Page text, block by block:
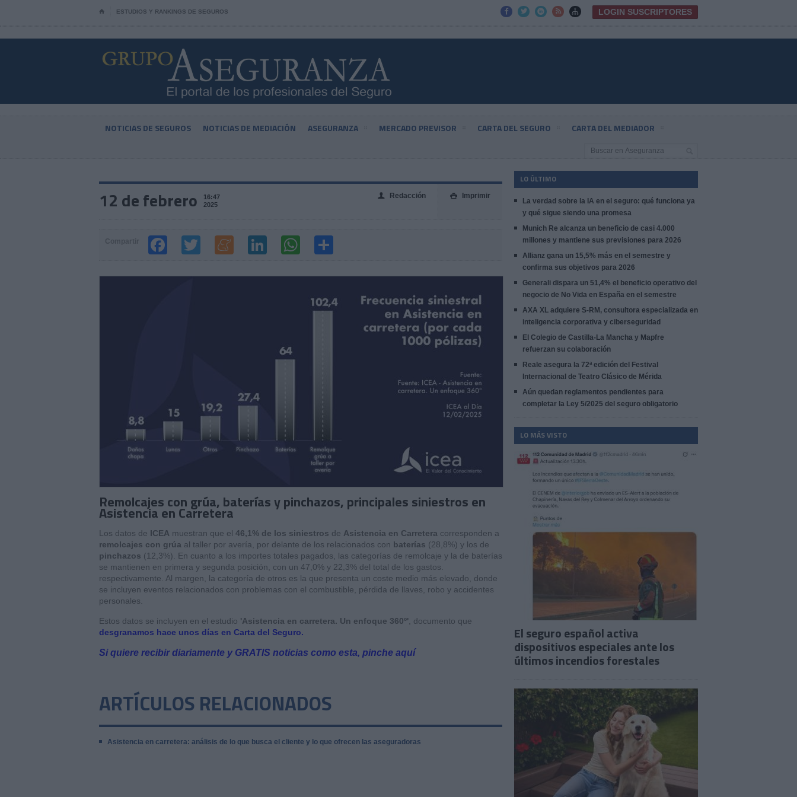
⌂ ESTUDIOS Y RANKINGS DE SEGUROS      LOGIN SUSCRIPTORES
NOTICIAS DE SEGUROS NOTICIAS DE MEDIACIÓN ASEGURANZA MERCADO PREVISOR CARTA DEL SEGURO CARTA DEL MEDIADOR
12 de febrero
16:47
2025
 Imprimir
👤 Redacción
Remolcajes con grúa, baterías y pinchazos, principales siniestros en
Asistencia en Carretera
Los datos de ICEA muestran que el 46,1% de los siniestros de Asistencia en Carretera corresponden a
remolcajes con grúa al taller por avería, por delante de los relacionados con baterías (28,8%) y los de
pinchazos (12,3%). En cuanto a los importes totales pagados, las categorías de remolcaje y la de baterías
se mantienen en primera y segunda posición, con un 47,0% y 22,3% del total de los gastos.
respectivamente. Al margen, la categoría de otros es la que presenta un coste medio más elevado, donde
se incluyen eventos relacionados con problemas con el combustible, pérdida de llaves, robo y accidentes
personales.
Estos datos se incluyen en el estudio 'Asistencia en carretera. Un enfoque 360º' , documento que
desgranamos hace unos días en Carta del Seguro.
Si quiere recibir diariamente y GRATIS noticias como esta, pinche aquí
ARTÍCULOS RELACIONADOS
Asistencia en carretera: análisis de lo que busca el cliente y lo que ofrecen las aseguradoras
LO ÚLTIMO
La verdad sobre la IA en el seguro: qué funciona ya
y qué sigue siendo una promesa
Munich Re alcanza un beneficio de casi 4.000
millones y mantiene sus previsiones para 2026
Allianz gana un 15,5% más en el semestre y
confirma sus objetivos para 2026
Generali dispara un 51,4% el beneficio operativo del
negocio de No Vida en España en el semestre
AXA XL adquiere S-RM, consultora especializada en
inteligencia corporativa y ciberseguridad
El Colegio de Castilla-La Mancha y Mapfre
refuerzan su colaboración
Reale asegura la 72ª edición del Festival
Internacional de Teatro Clásico de Mérida
Aún quedan reglamentos pendientes para
completar la Ley 5/2025 del seguro obligatorio
LO MÁS VISTO
El seguro español activa
dispositivos especiales ante los
últimos incendios forestales